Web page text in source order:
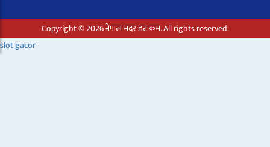
Copyright © 2026 नेपाल मदर डट कम. All rights reserved.
slot gacor